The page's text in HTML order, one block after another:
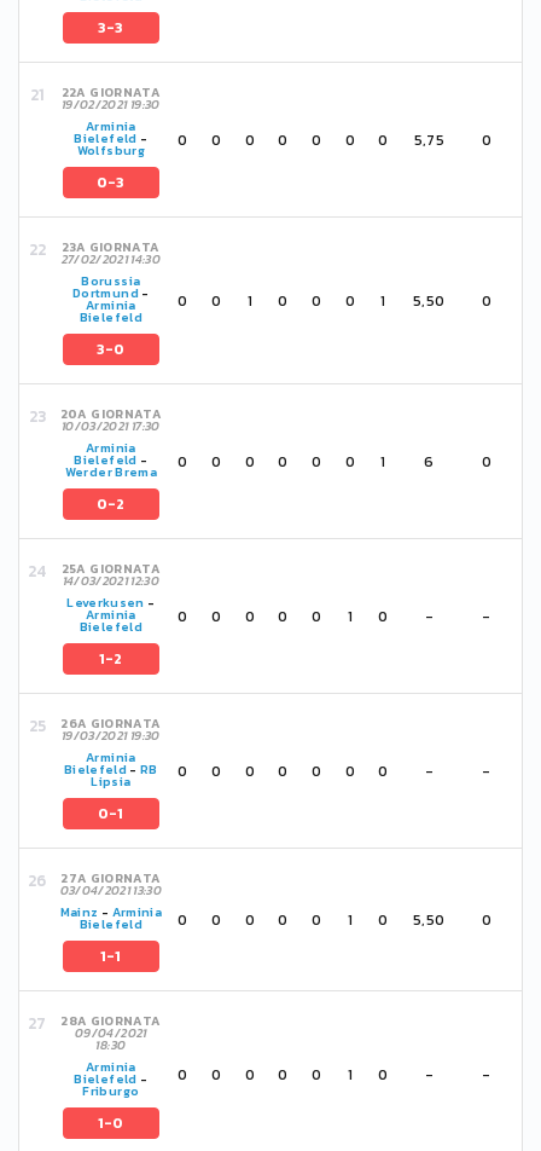
3-3
22A GIORNATA
19/02/2021 19:30
Arminia
Bielefeld -
Wolfsburg
0-3
0 0 0 0 0 0 0 5,75 0
23A GIORNATA
27/02/2021 14:30
Borussia
Dortmund-
Arminia
Bielefeld
3-0
0 0 1 0 0 0 1 5,50 0
20A GIORNATA
10/03/2021 17:30
Arminia
Bielefeld -
Werder Brema
0-2
0 0 0 0 0 0 1 6 0
25A GIORNATA
14/03/2021 12:30
Leverkusen -
Arminia
Bielefeld
1-2
0 0 0 0 0 1 0 - -
26A GIORNATA
19/03/2021 19:30
Arminia
Bielefeld -RB
Lipsia
0-1
0 0 0 0 0 0 0 - -
27A GIORNATA
03/04/2021 13:30
Mainz - Arminia
Bielefeld
1-1
0 0 0 0 0 1 0 5,50 0
28A GIORNATA
09/04/2021
18:30
Arminia
Bielefeld -
Friburgo
1-0
0 0 0 0 0 1 0 - -